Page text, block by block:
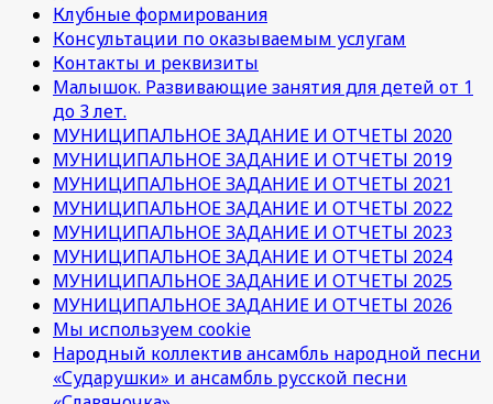
Клубные формирования
Консультации по оказываемым услугам
Контакты и реквизиты
Малышок. Развивающие занятия для детей от 1
до 3 лет.
МУНИЦИПАЛЬНОЕ ЗАДАНИЕ И ОТЧЕТЫ 2020
МУНИЦИПАЛЬНОЕ ЗАДАНИЕ И ОТЧЕТЫ 2019
МУНИЦИПАЛЬНОЕ ЗАДАНИЕ И ОТЧЕТЫ 2021
МУНИЦИПАЛЬНОЕ ЗАДАНИЕ И ОТЧЕТЫ 2022
МУНИЦИПАЛЬНОЕ ЗАДАНИЕ И ОТЧЕТЫ 2023
МУНИЦИПАЛЬНОЕ ЗАДАНИЕ И ОТЧЕТЫ 2024
МУНИЦИПАЛЬНОЕ ЗАДАНИЕ И ОТЧЕТЫ 2025
МУНИЦИПАЛЬНОЕ ЗАДАНИЕ И ОТЧЕТЫ 2026
Мы используем cookie
Народный коллектив ансамбль народной песни
«Сударушки» и ансамбль русской песни